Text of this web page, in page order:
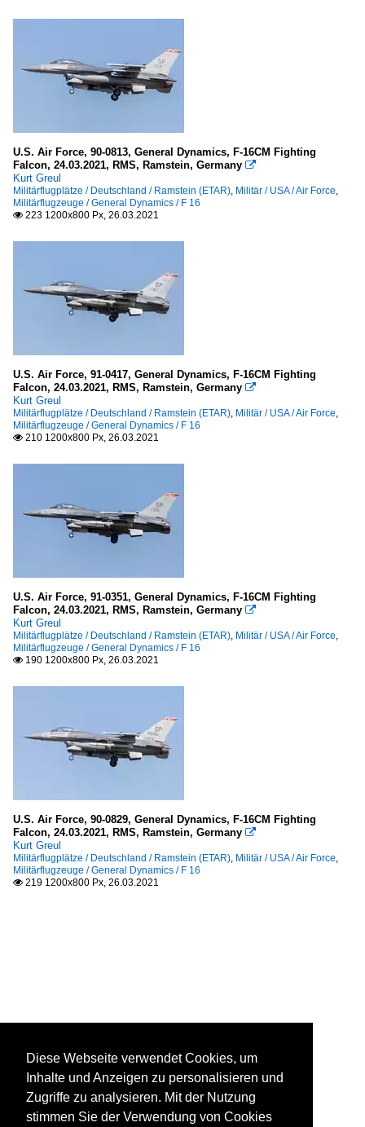
U.S. Air Force, 90-0813, General Dynamics, F-16CM Fighting
Falcon, 24.03.2021, RMS, Ramstein, Germany 
Kurt Greul
Militärflugplätze / Deutschland / Ramstein (ETAR), Militär / USA / Air Force,
Militärflugzeuge / General Dynamics / F 16
 223 1200x800 Px, 26.03.2021
U.S. Air Force, 91-0417, General Dynamics, F-16CM Fighting
Falcon, 24.03.2021, RMS, Ramstein, Germany 
Kurt Greul
Militärflugplätze / Deutschland / Ramstein (ETAR), Militär / USA / Air Force,
Militärflugzeuge / General Dynamics / F 16
 210 1200x800 Px, 26.03.2021
U.S. Air Force, 91-0351, General Dynamics, F-16CM Fighting
Falcon, 24.03.2021, RMS, Ramstein, Germany 
Kurt Greul
Militärflugplätze / Deutschland / Ramstein (ETAR), Militär / USA / Air Force,
Militärflugzeuge / General Dynamics / F 16
 190 1200x800 Px, 26.03.2021
U.S. Air Force, 90-0829, General Dynamics, F-16CM Fighting
Falcon, 24.03.2021, RMS, Ramstein, Germany 
Kurt Greul
Militärflugplätze / Deutschland / Ramstein (ETAR), Militär / USA / Air Force,
Militärflugzeuge / General Dynamics / F 16
 219 1200x800 Px, 26.03.2021
Diese Webseite verwendet Cookies, um
Inhalte und Anzeigen zu personalisieren und
Zugriffe zu analysieren. Mit der Nutzung
stimmen Sie der Verwendung von Cookies